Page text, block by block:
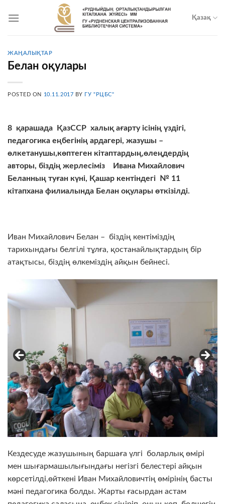
Қазақ
ЖАҢАЛЫҚТАР
Белан оқулары
POSTED ON 10.11.2017 BY ГУ "РЦБС"
8 қарашада ҚазССР халық ағарту ісінің үздігі,
педагогика еңбегінің ардагері, жазушы –
өлкетанушы,көптеген кітаптардың,өлеңдердің
авторы, біздің жерлесіміз
Ивана Михайлович
Беланның туған күні, Қашар кентіндегі № 11
кітапхана филиалында Белан оқулары өткізілді.
Иван Михайлович Белан – біздің кентіміздің
тарихындағы белгілі тұлға, қостанайлықтардың бір
атақтысы, біздің өлкеміздің айқын бейнесі.
Кездесуде жазушының баршаға үлгі боларлық өмірі
мен шығармашылығындағы негізгі белестері айқын
көрсетілді,өйткені Иван Михайловичтің өмірінің басты
мәні педагогика болды. Жарты ғасырдан астам